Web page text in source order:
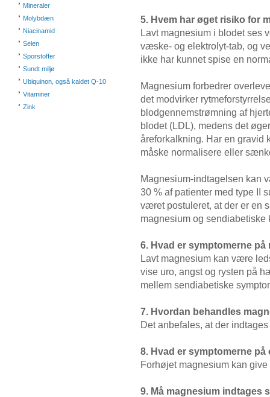
Mineraler
Molybdæn
Niacinamid
Selen
Sporstoffer
Sundt miljø
Ubiquinon, også kaldet Q-10
Vitaminer
Zink
5. Hvem har øget risiko for
Lavt magnesium i blodet ses
væske- og elektrolyt-tab, og
ikke har kunnet spise en
Magnesium forbedrer
det modvirker
blodgennemstrømning af
blodet (LDL), medens det
åreforkalkning. Har en gravid
måske normalisere eller
Magnesium-indtagelsen kan
30 % af patienter med type II
været postuleret, at der er en
magnesium og sendiabetiske
6. Hvad er symptomerne
Lavt magnesium kan være
vise uro, angst og rysten på
mellem sendiabetiske
7. Hvordan behandles
Det anbefales, at der
8. Hvad er symptomerne
Forhøjet magnesium kan
9. Må magnesium indtages